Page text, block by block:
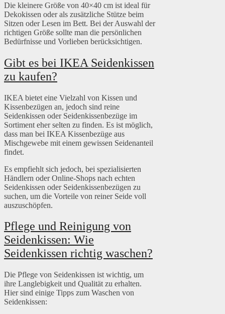
Die kleinere Größe von 40×40 cm ist ideal für
Dekokissen oder als zusätzliche Stütze beim
Sitzen oder Lesen im Bett. Bei der Auswahl der
richtigen Größe sollte man die persönlichen
Bedürfnisse und Vorlieben berücksichtigen.
Gibt es bei IKEA Seidenkissen
zu kaufen?
IKEA bietet eine Vielzahl von Kissen und
Kissenbezügen an, jedoch sind reine
Seidenkissen oder Seidenkissenbezüge im
Sortiment eher selten zu finden. Es ist möglich,
dass man bei IKEA Kissenbezüge aus
Mischgewebe mit einem gewissen Seidenanteil
findet.
Es empfiehlt sich jedoch, bei spezialisierten
Händlern oder Online-Shops nach echten
Seidenkissen oder Seidenkissenbezügen zu
suchen, um die Vorteile von reiner Seide voll
auszuschöpfen.
Pflege und Reinigung von
Seidenkissen: Wie
Seidenkissen richtig waschen?
Die Pflege von Seidenkissen ist wichtig, um
ihre Langlebigkeit und Qualität zu erhalten.
Hier sind einige Tipps zum Waschen von
Seidenkissen: